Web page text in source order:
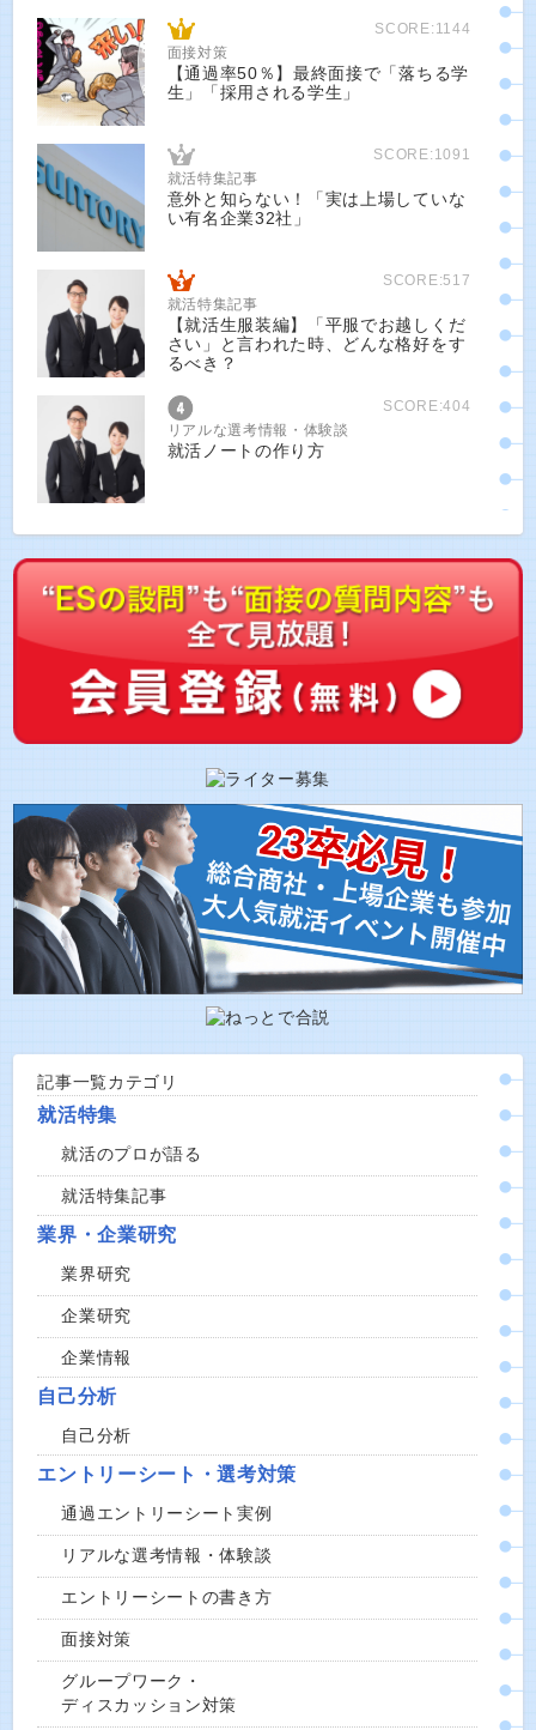
SCORE:1144
面接対策
【通過率50％】最終面接で「落ちる学
生」「採用される学生」
SCORE:1091
就活特集記事
意外と知らない！「実は上場していな
い有名企業32社」
SCORE:517
就活特集記事
【就活生服装編】「平服でお越しくだ
さい」と言われた時、どんな格好をす
るべき？
SCORE:404
リアルな選考情報・体験談
就活ノートの作り方
記事一覧カテゴリ
就活特集
就活のプロが語る
就活特集記事
業界・企業研究
業界研究
企業研究
企業情報
自己分析
自己分析
エントリーシート・選考対策
通過エントリーシート実例
リアルな選考情報・体験談
エントリーシートの書き方
面接対策
グループワーク・
ディスカッション対策